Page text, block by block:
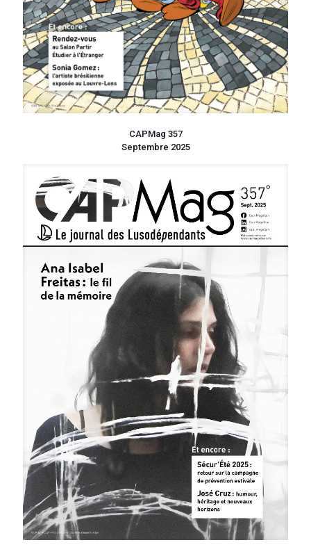
CAPMag 357
Septembre 2025